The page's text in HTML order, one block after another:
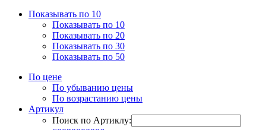
Показывать по 10
Показывать по 10
Показывать по 20
Показывать по 30
Показывать по 50
По цене
По убыванию цены
По возрастанию цены
Артикул
Поиск по Артиклу: